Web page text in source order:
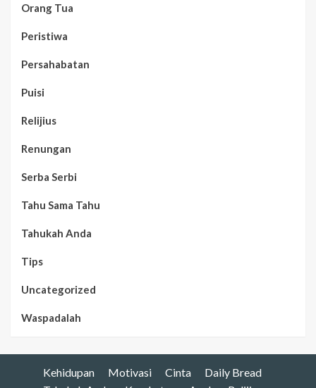
Orang Tua
Peristiwa
Persahabatan
Puisi
Relijius
Renungan
Serba Serbi
Tahu Sama Tahu
Tahukah Anda
Tips
Uncategorized
Waspadalah
Kehidupan Motivasi Cinta
Daily Bread